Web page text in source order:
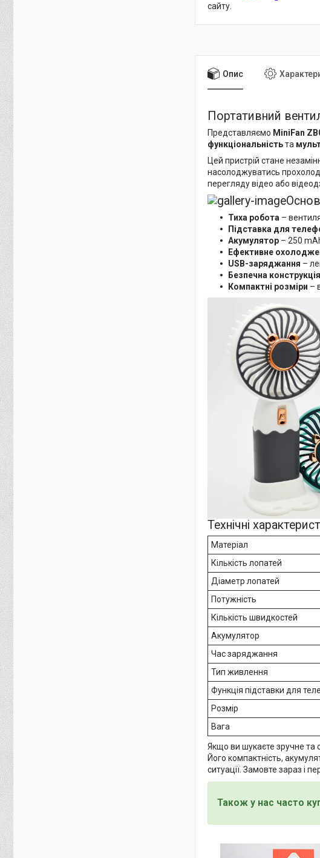
сайту.
Опис
Портативний
Представляємо MiniFan
функціональністьта
Цей пристрій стане
насолоджуватись
перегляду відео або
Тиха робота –
Підставка для
Акумулятор – 250
Ефективне
USB-заряджання –
Безпечна конструкція
Компактні розміри –
Технічні
Матеріал
Кількість лопатей
Діаметр лопатей
Потужність
Кількість швидкостей
Акумулятор
Час заряджання
Тип живлення
Функція підставки для
Розмір
Вага
Якщо ви шукаєте зручне та
Його компактність,
ситуації. Замовте зараз і
Також у нас часто